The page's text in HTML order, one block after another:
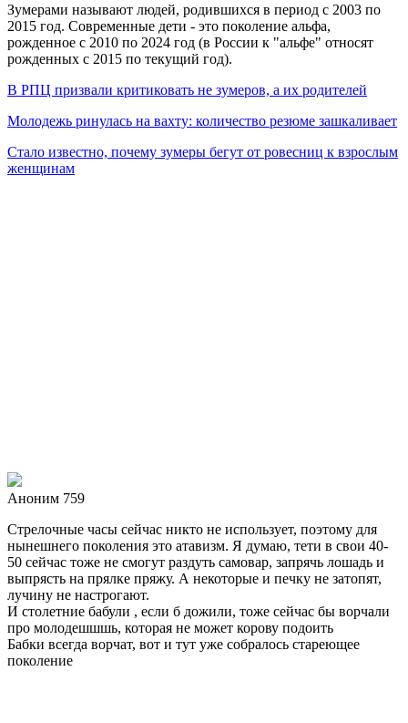
Зумерами называют людей, родившихся в период с 2003 по
2015 год. Современные дети - это поколение альфа,
рожденное с 2010 по 2024 год (в России к "альфе" относят
рожденных с 2015 по текущий год).
В РПЦ призвали критиковать не зумеров, а их родителей
Молодежь ринулась на вахту: количество резюме зашкаливает
Стало известно, почему зумеры бегут от ровесниц к взрослым
женщинам
Аноним 759
Стрелочные часы сейчас никто не использует, поэтому для
нынешнего поколения это атавизм. Я думаю, тети в свои 40-
50 сейчас тоже не смогут раздуть самовар, запрячь лошадь и
выпрясть на прялке пряжу. А некоторые и печку не затопят,
лучину не настрогают.
И столетние бабули , если б дожили, тоже сейчас бы ворчали
про молодешшшь, которая не может корову подоить
Бабки всегда ворчат, вот и тут уже собралось стареющее
поколение